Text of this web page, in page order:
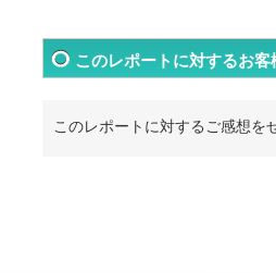
このレポートに対するお客
このレポートに対するご感想を